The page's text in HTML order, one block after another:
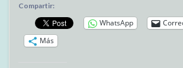
Compartir:
WhatsApp
Más